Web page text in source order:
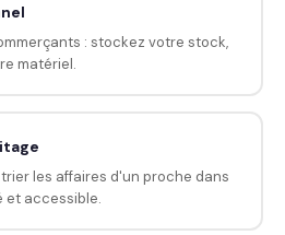
: stockez votre stock,
matériel.
les affaires d'un proche dans
et accessible.